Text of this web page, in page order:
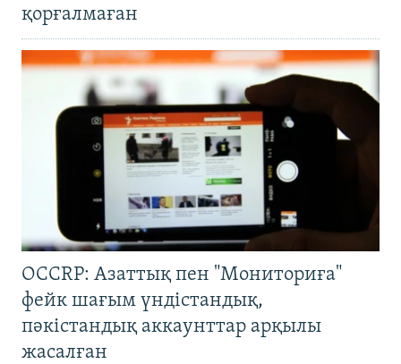
қорғалмаған
OCCRP: Азаттық пен "Мониториға"
фейк шағым үндістандық,
пәкістандық аккаунттар арқылы
жасалған